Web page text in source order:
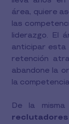
área, quiere
las
liderazgo. El
anticipar esta
retención
abandone la
la
De la